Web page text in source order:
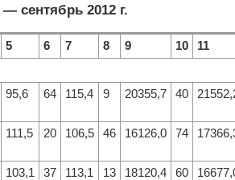
сентябрь 2012 г.
5 6 7 8 9 10 11
95,6 64 115,4 9 20355,7 40
111,5 20 106,5 46 16126,0 74
103,1 37 113,1 13 18120,4 60